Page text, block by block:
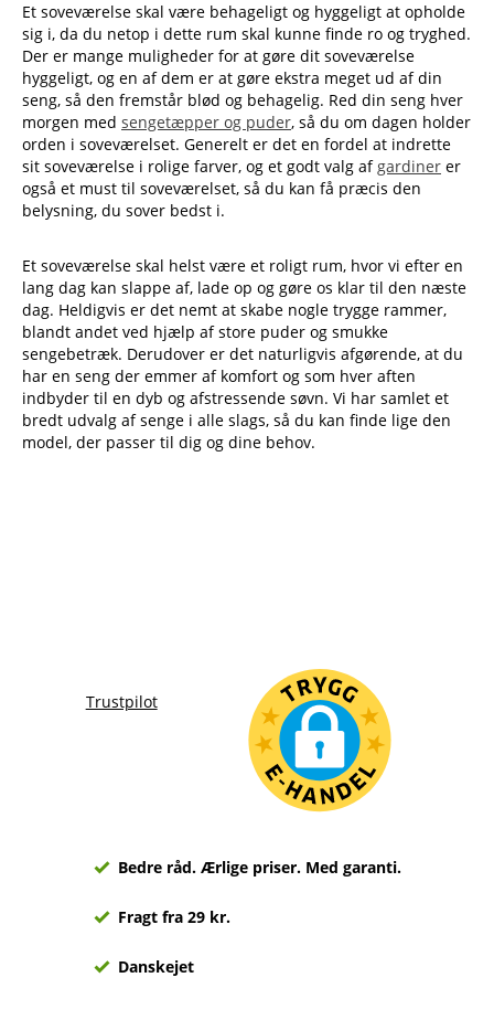
Et soveværelse skal være behageligt og hyggeligt at opholde
sig i, da du netop i dette rum skal kunne finde ro og tryghed.
Der er mange muligheder for at gøre dit soveværelse
hyggeligt, og en af dem er at gøre ekstra meget ud af din
seng, så den fremstår blød og behagelig. Red din seng hver
morgen med sengetæpper og puder, så du om dagen holder
orden i soveværelset. Generelt er det en fordel at indrette
sit soveværelse i rolige farver, og et godt valg afgardiner er
også et must til soveværelset, så du kan få præcis den
belysning, du sover bedst i.
Et soveværelse skal helst være et roligt rum, hvor vi efter en
lang dag kan slappe af, lade op og gøre os klar til den næste
dag. Heldigvis er det nemt at skabe nogle trygge rammer,
blandt andet ved hjælp af store puder og smukke
sengebetræk. Derudover er det naturligvis afgørende, at du
har en seng der emmer af komfort og som hver aften
indbyder til en dyb og afstressende søvn. Vi har samlet et
bredt udvalg af senge i alle slags, så du kan finde lige den
model, der passer til dig og dine behov.
Trustpilot
Bedre råd. Ærlige priser. Med garanti.
Fragt fra 29 kr.
Danskejet